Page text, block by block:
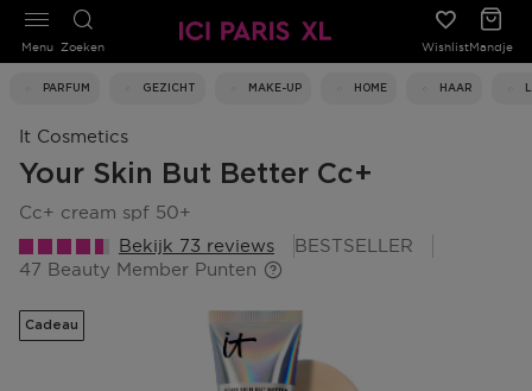
Zoeken WishlistMandje
PARFUM GEZICHT MAKE-UP HOME HAAR
Menu
It Cosmetics
Your Skin But Better Cc+
cc+ cream spf 50+
Bekijk 73 reviews
BESTSELLER
47 Beauty Member Punten
Cadeau